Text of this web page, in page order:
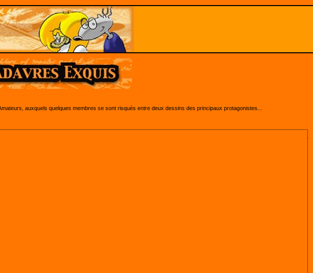
auxquels quelques membres se sont risqués entre deux dessins des principaux protagonistes...